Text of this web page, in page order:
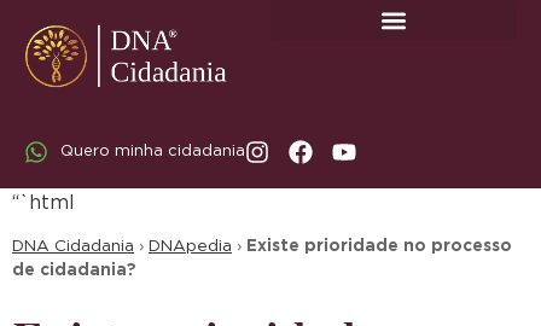
Quero minha cidadania
“`html
DNA Cidadania › DNApedia › Existe prioridade no processo
de cidadania?